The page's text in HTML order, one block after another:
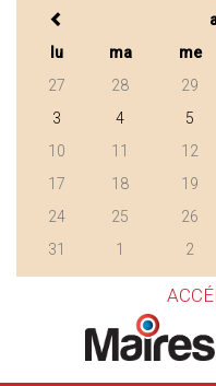
lu
ma me
27
28 29
3
4 5
10
11 12
17
18 19
24
25 26
31
1 2